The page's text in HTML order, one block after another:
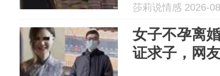
莎莉说情感 2026-
女子不孕离
证求子，网